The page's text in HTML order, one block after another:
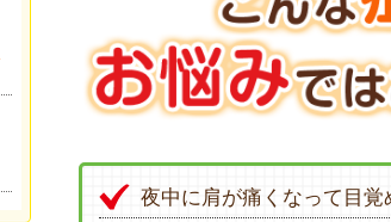
夜中に肩が痛くなって目覚